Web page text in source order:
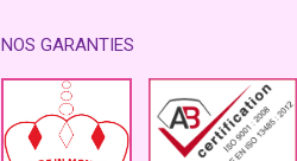
NOS GARANTIES